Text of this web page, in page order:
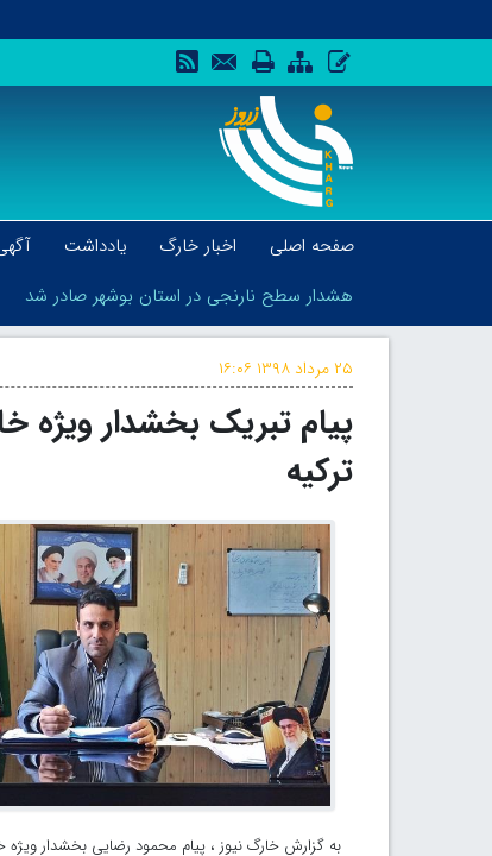
صفحه اصلی اخبار خارگ یادداشت
هشدار سطح نارنجی در استان بوشهر صادر شد
هشدار سطح نارنجی در استان بوشهر صادر شد
۲۵ مرداد ۱۳۹۸ ۱۶:۰۶
پیام تبریک بخشدار ویژه
ترکیه
به گزارش خارگ نیوز ، پیام محمود رضایی بخشدار